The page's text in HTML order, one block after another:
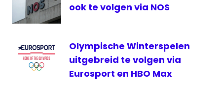
Radio
Tour
Tour
ook te volgen via NOS
Olympische Winterspelen
uitgebreid te volgen via
Eurosport en HBO Max